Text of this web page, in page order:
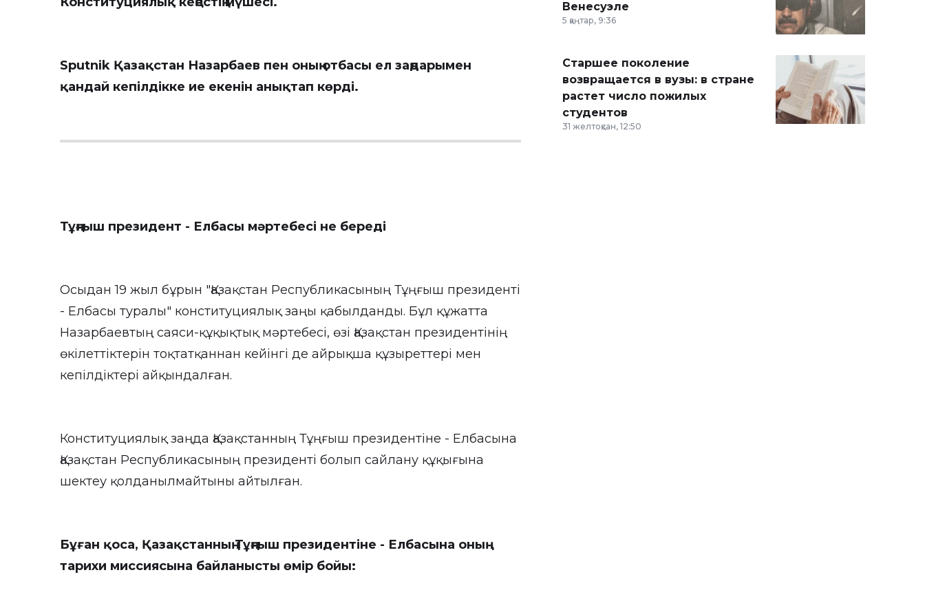
Sputnik Қазақстан Назарбаев пен оның отбасы ел заңдарымен
қандай кепілдікке ие екенін анықтап көрді.
Тұңғыш президент - Елбасы мәртебесі не береді
Осыдан 19 жыл бұрын "Қазақстан Республикасының Тұңғыш президенті
- Елбасы туралы" конституциялық заңы қабылданды. Бұл құжатта
Назарбаевтың саяси-құқықтық мәртебесі, өзі Қазақстан президентінің
өкілеттіктерін тоқтатқаннан кейінгі де айрықша құзыреттері мен
кепілдіктері айқындалған.
Конституциялық заңда Қазақстанның Тұңғыш президентіне - Елбасына
Қазақстан Республикасының президенті болып сайлану құқығына
шектеу қолданылмайтыны айтылған.
Бұған қоса, Қазақстанның Тұңғыш президентіне - Елбасына оның
тарихи миссиясына байланысты өмір бойы:
Венесуэле
5 қаңтар, 9:36
Старшее поколение
возвращается в вузы: в стране
растет число пожилых
студентов
31 желтоқсан, 12:50